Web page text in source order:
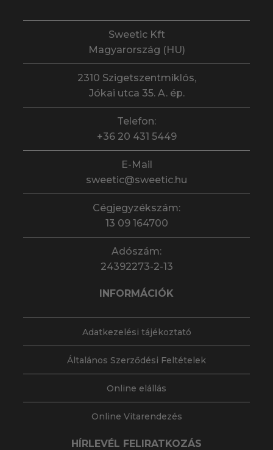
Sweetic Kft
Magyarország (HU)
2310 Szigetszentmiklós,
Jókai utca 35. A. ép.
Telefon:
+36 20 431 5449
E-Mail
sweetic@sweetic.hu
Cégjegyzékszám:
13 09 164700
Adószám:
24392273-2-13
INFORMÁCIÓK
Adatkezelési tájékoztató
Általános Szerződési Feltételek
Online elállás
Online Vitarendezés
HÍRLEVÉL FELIRATKOZÁS